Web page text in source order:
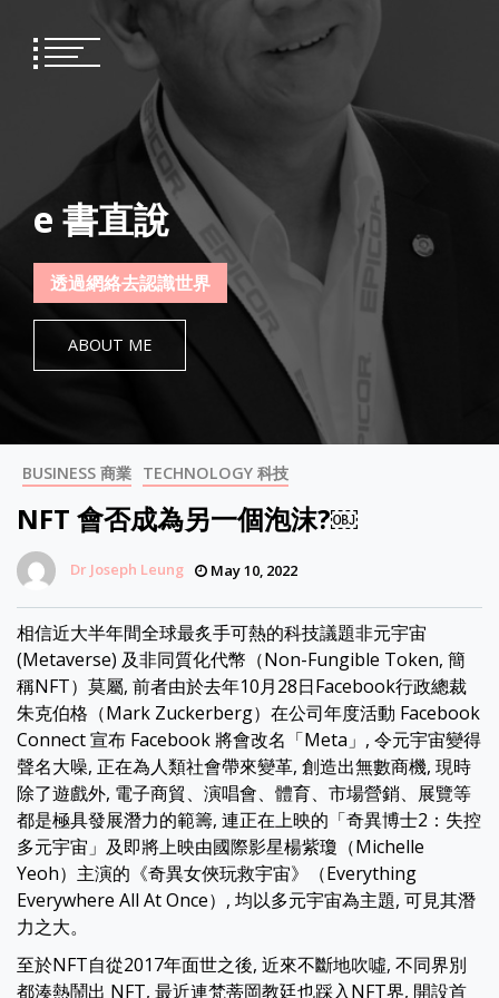
content
e 書直說
透過網絡去認識世界
ABOUT ME
BUSINESS 商業 TECHNOLOGY 科技
NFT 會否成為另一個泡沫?￼
Dr Joseph Leung May 10, 2022
相信近大半年間全球最炙手可熱的科技議題非元宇宙
(Metaverse) 及非同質化代幣（Non-Fungible Token, 簡
稱NFT）莫屬, 前者由於去年10月28日Facebook行政總裁
朱克伯格（Mark Zuckerberg）在公司年度活動 Facebook
Connect 宣布 Facebook 將會改名「Meta」, 令元宇宙變得
聲名大噪, 正在為人類社會帶來變革, 創造出無數商機, 現時
除了遊戲外, 電子商貿、演唱會、體育、市場營銷、展覽等
都是極具發展潛力的範籌, 連正在上映的「奇異博士2：失控
多元宇宙」及即將上映由國際影星楊紫瓊（Michelle
Yeoh）主演的《奇異女俠玩救宇宙》（Everything
Everywhere All At Once）, 均以多元宇宙為主題, 可見其潛
力之大。
至於NFT自從2017年面世之後, 近來不斷地吹噓, 不同界別
都湊熱鬧出 NFT, 最近連梵蒂岡教廷也踩入NFT界, 開設首